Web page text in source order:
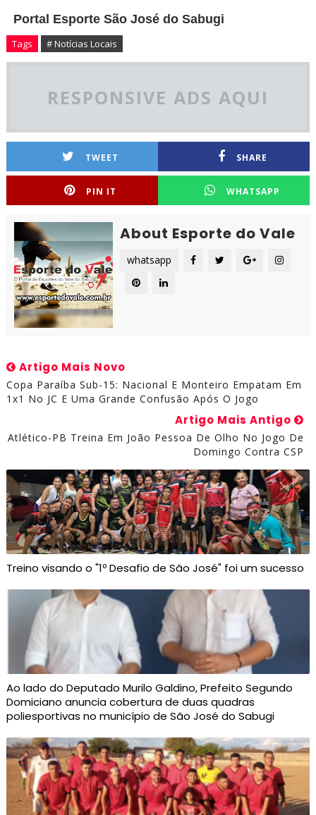
Portal Esporte São José do Sabugi
Tags # Notícias Locais
RESPONSIVE ADS AQUI
TWEET SHARE
PIN IT WHATSAPP
About Esporte do Vale
whatsapp
Artigo Mais Novo
Copa Paraíba Sub-15: Nacional E Monteiro Empatam Em
1x1 No JC E Uma Grande Confusão Após O Jogo
Artigo Mais Antigo
Atlético-PB Treina Em João Pessoa De Olho No Jogo De
Domingo Contra CSP
Treino visando o "1º Desafio de São José" foi um sucesso
Ao lado do Deputado Murilo Galdino, Prefeito Segundo
Domiciano anuncia cobertura de duas quadras
poliesportivas no município de São José do Sabugi